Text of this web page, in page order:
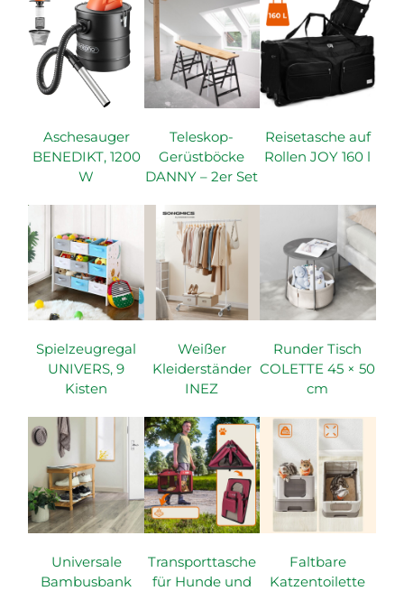
Aschesauger
BENEDIKT, 1200
W
Teleskop-
Gerüstböcke
DANNY – 2er Set
Reisetasche auf
Rollen JOY 160 l
Spielzeugregal
UNIVERS, 9
Kisten
Weißer
Kleiderständer
INEZ
Runder Tisch
COLETTE 45 × 50
cm
Universale
Bambusbank
Transporttasche
für Hunde und
Faltbare
Katzentoilette